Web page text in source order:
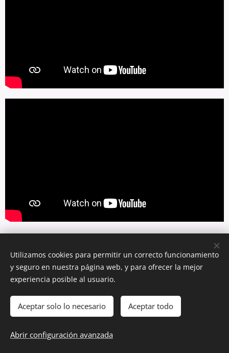
Utilizamos cookies para permitir un correcto funcionamiento
y seguro en nuestra página web, y para ofrecer la mejor
experiencia posible al usuario.
Aceptar solo lo necesario Aceptar todo
Abrir configuración avanzada